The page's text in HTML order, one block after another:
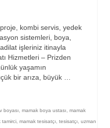
kombi servis, yedek
sistemleri, boya,
işleriniz itinayla
Hizmetleri – Prizden
yaşamın
bir arıza, büyük …
boyası, mamak boya ustası, mamak
tamirci, mamak tesisatçı, tesisatçı, uzman